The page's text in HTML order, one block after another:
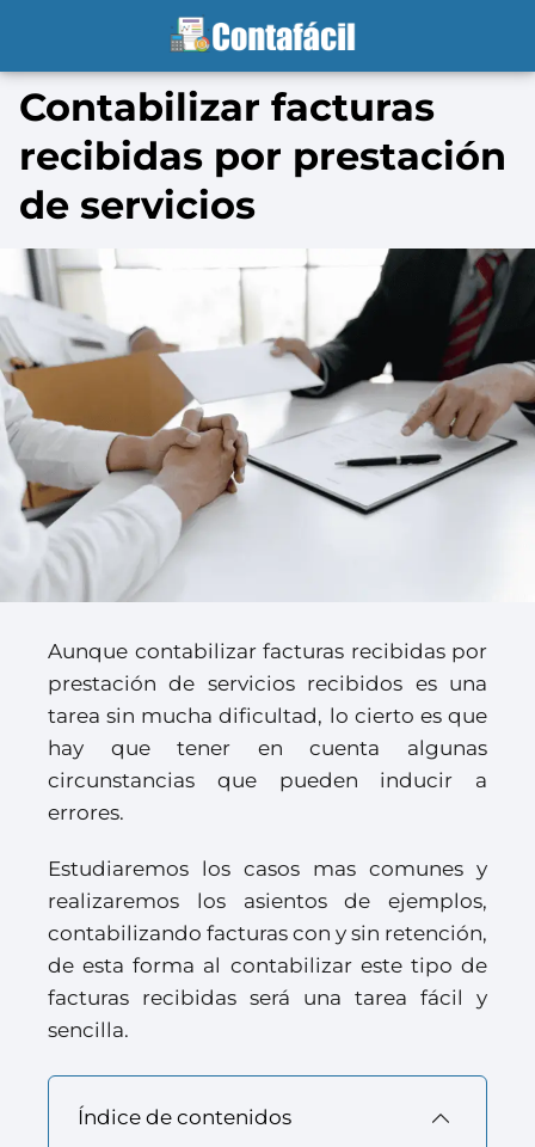
Contabilizar facturas
recibidas por prestación
de servicios
Aunque contabilizar facturas recibidas por
prestación de servicios recibidos es una
tarea sin mucha dificultad, lo cierto es que
hay que tener en cuenta algunas
circunstancias que pueden inducir a
errores.
Estudiaremos los casos mas comunes y
realizaremos los asientos de ejemplos,
contabilizando facturas con y sin retención,
de esta forma al contabilizar este tipo de
facturas recibidas será una tarea fácil y
sencilla.
Índice de contenidos